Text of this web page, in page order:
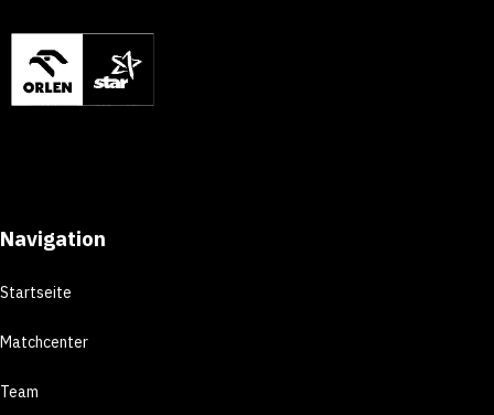
Navigation
Startseite
Matchcenter
Team